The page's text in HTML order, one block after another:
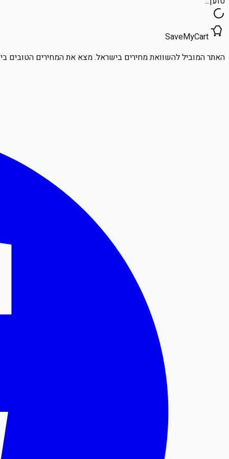
SaveMyCart
האתר המוביל להשוואת מחירים בישראל. מצא את המחירים הטובים